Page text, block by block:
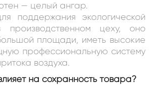
— целый ангар.
поддержания экологической
производственном цеху, оно
площади, иметь высокие
профессиональную систему
воздуха.
на сохранность товара?